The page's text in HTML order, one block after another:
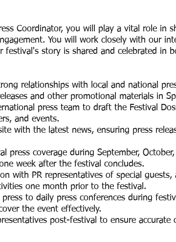
Coordinator, you will play a vital role in
You will work closely with our
festival's story is shared and celebrated in
relationships with local and national
and other promotional materials in
press team to draft the Festival
and events.
with the latest news, ensuring press
press coverage during September,
week after the festival concludes.
with PR representatives of special
one month prior to the festival.
to daily press conferences during
the event effectively.
post-festival to ensure